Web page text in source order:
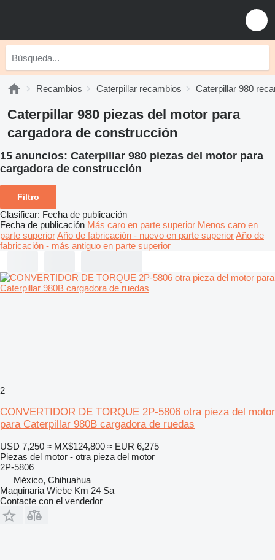
Recambios Caterpillar recambios Caterpillar 980
Caterpillar 980 piezas del motor para
cargadora de construcción
15 anuncios: Caterpillar 980 piezas del motor para
cargadora de construcción
Filtro
Clasificar: Fecha de publicación
Fecha de publicación Más caro en parte superior Menos caro en
parte superiorAño de fabricación - nuevo en parte superiorAño de
fabricación - más antiguo en parte superior
2
CONVERTIDOR DE TORQUE 2P-5806 otra pieza del motor
para Caterpillar 980B cargadora de ruedas
USD 7,250 ≈ MX$124,800 ≈ EUR 6,275
Piezas del motor - otra pieza del motor
2P-5806
México, Chihuahua
Maquinaria Wiebe Km 24 Sa
Contacte con el vendedor